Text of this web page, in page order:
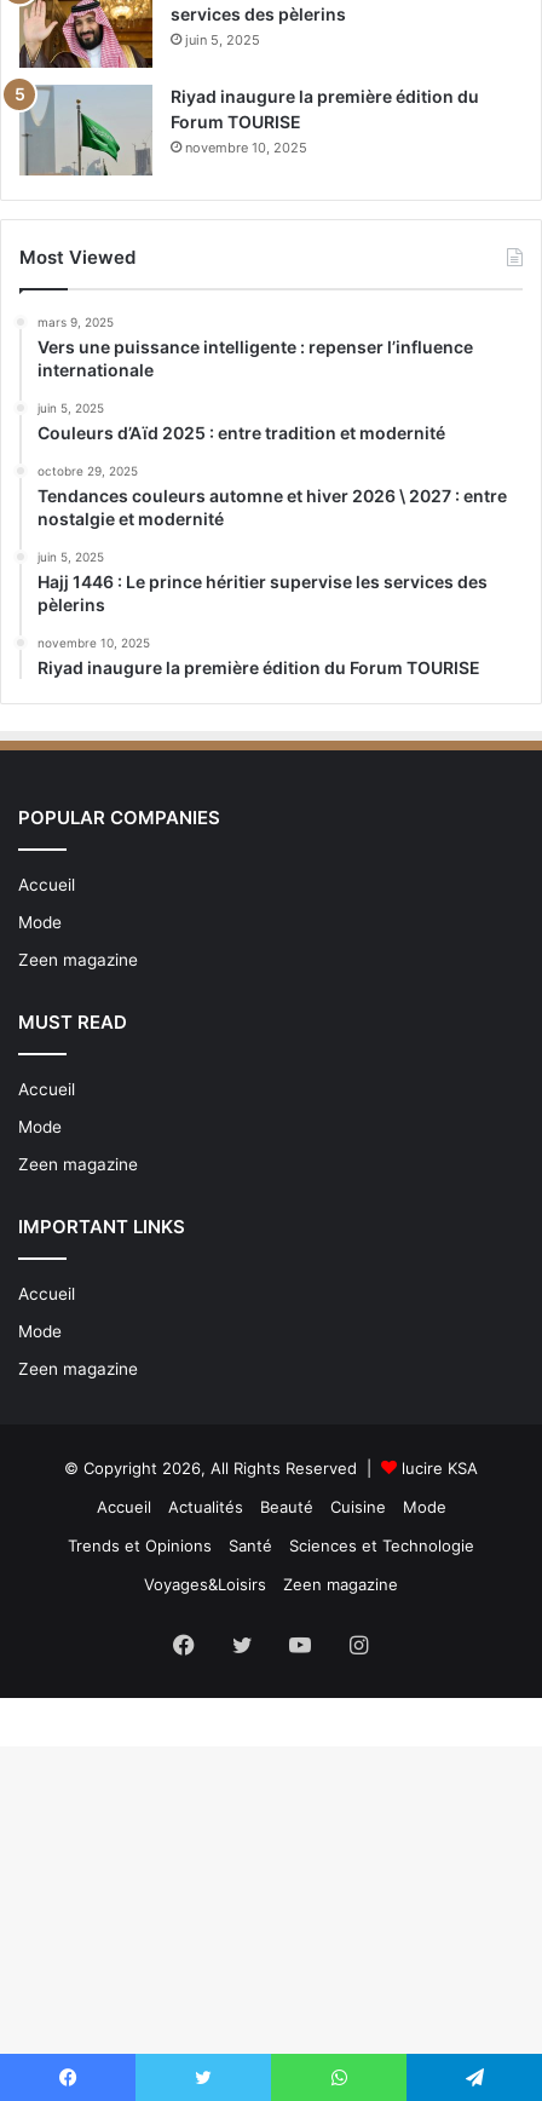
services des pèlerins
juin 5, 2025
Riyad inaugure la première édition du
Forum TOURISE
novembre 10, 2025
Most Viewed
mars 9, 2025
Vers une puissance intelligente : repenser l’influence
internationale
juin 5, 2025
Couleurs d’Aïd 2025 : entre tradition et modernité
octobre 29, 2025
Tendances couleurs automne et hiver 2026 \ 2027 : entre
nostalgie et modernité
juin 5, 2025
Hajj 1446 : Le prince héritier supervise les services des
pèlerins
novembre 10, 2025
Riyad inaugure la première édition du Forum TOURISE
POPULAR COMPANIES
Accueil
Mode
Zeen magazine
MUST READ
Accueil
Mode
Zeen magazine
IMPORTANT LINKS
Accueil
Mode
Zeen magazine
© Copyright 2026, All Rights Reserved |
lucire KSA
Accueil
Actualités Beauté Cuisine
Mode
Trends et Opinions
Santé
Sciences et Technologie
Voyages&Loisirs
Zeen magazine
Facebook YouTubeInstagram